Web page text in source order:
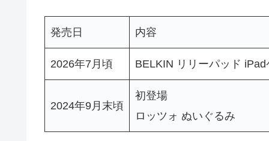
発売日 内容
2026年7月頃 BELKIN リリーパッド iPad
2024年9月末頃
初登場
ロッツォ ぬいぐるみ